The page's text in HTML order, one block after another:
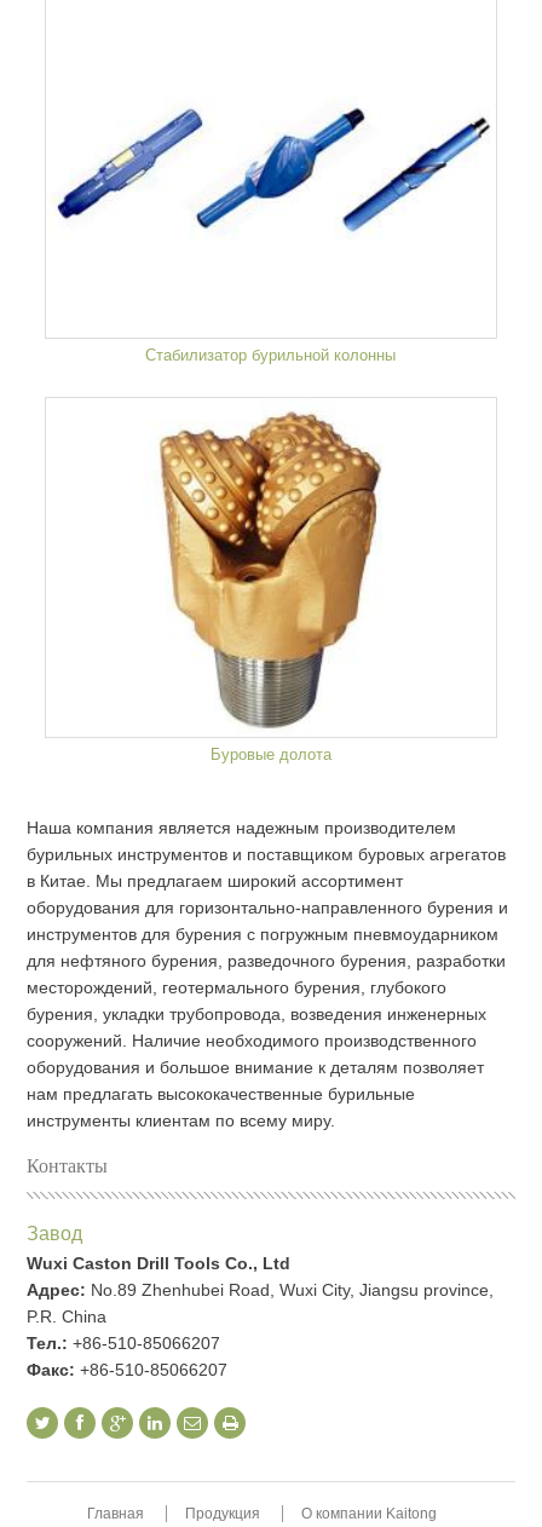
Стабилизатор бурильной колонны
Буровые долота
Наша компания является надежным производителем
бурильных инструментов и поставщиком буровых агрегатов
в Китае. Мы предлагаем широкий ассортимент
оборудования для горизонтально-направленного бурения и
инструментов для бурения с погружным пневмоударником
для нефтяного бурения, разведочного бурения, разработки
месторождений, геотермального бурения, глубокого
бурения, укладки трубопровода, возведения инженерных
сооружений. Наличие необходимого производственного
оборудования и большое внимание к деталям позволяет
нам предлагать высококачественные бурильные
инструменты клиентам по всему миру.
Контакты
Завод
Wuxi Caston Drill Tools Co., Ltd
Адрес: No.89 Zhenhubei Road, Wuxi City, Jiangsu province,
P.R. China
Тел.: +86-510-85066207
Факс:+86-510-85066207
Главная Продукция О компании Kaitong